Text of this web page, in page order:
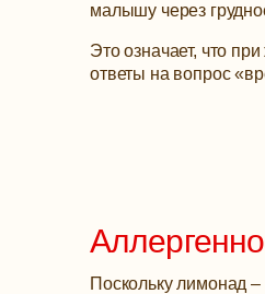
малышу через
Это означает, что
ответы на вопрос
Поскольку лимонад